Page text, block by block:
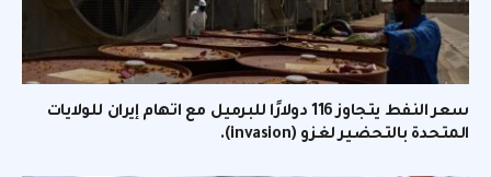
سعر النفط يتجاوز 116 دولارًا للبرميل مع اتهام إيران للولايات
المتحدة بالتحضير لغزو (invasion).